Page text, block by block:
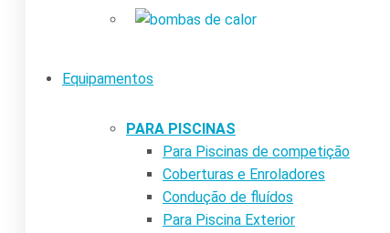
Equipamentos
PARA PISCINAS
Para Piscinas de competição
Coberturas e Enroladores
Condução de fluídos
Para Piscina Exterior